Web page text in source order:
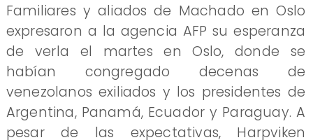
Familiares y aliados de Machado en Oslo
expresaron a la agencia AFP su esperanza
de verla el martes en Oslo, donde se
habían congregado decenas de
venezolanos exiliados y los presidentes de
Argentina, Panamá, Ecuador y Paraguay. A
pesar de las expectativas, Harpviken